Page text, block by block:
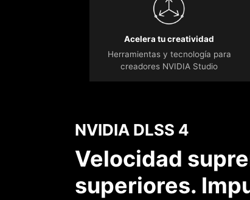
Acelera tu creatividad
Herramientas y tecnología para
creadores NVIDIA Studio
NVIDIA DLSS 4
Velocidad
superiores.